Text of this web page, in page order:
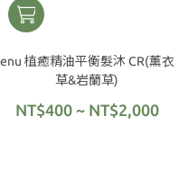
enu 植癒精油平衡髮沐 CR(薰衣
草&岩蘭草)
NT$400 ~ NT$2,000